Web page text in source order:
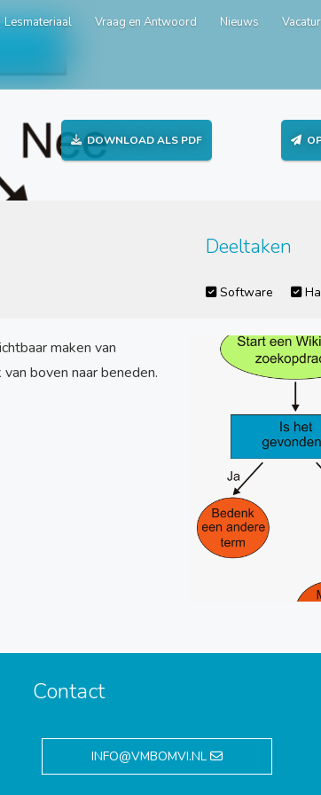
Lesmateriaal Vraag en Antwoord Nieuws
DOWNLOAD ALS PDF
Deeltaken
Software
maken van
boven naar beneden.
Contact
INFO@VMBOMVI.NL